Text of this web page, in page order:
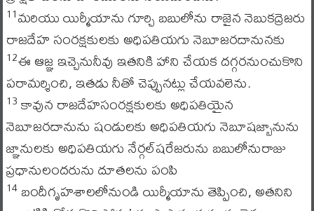
11మరియు యిర్మీయాను గూర్చి బబులోను రాజైన నెబుకద్రెజరు
రాజదేహ సంరక్షకులకు అధిపతియగు నెబూజరదానునకు
12ఈ ఆజ్ఞ ఇచ్చెనునీవు ఇతనికి హాని చేయక దగ్గరనుంచుకొని
పరామర్శించి, ఇతడు నీతో చెప్పునట్లు చేయవలెను.
13 కావున రాజదేహసంరక్షకులకు అధిపతియైన
నెబూజరదానును షండులకు అధిపతియగు నెబూషజ్బానును
జ్ఞానులకు అధిపతియగు నేర్గల్‌షరేజరును బబులోనురాజు
ప్రధానులందరును దూతలను పంపి
14బందీగృహశాలలోనుండి యిర్మీయాను తెప్పించి, అతనిని